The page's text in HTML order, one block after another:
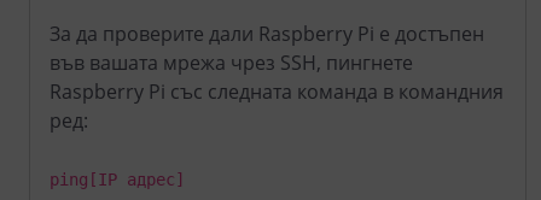
За да проверите дали Raspberry Pi е достъпен
във вашата мрежа чрез SSH, пингнете
Raspberry Pi със следната команда в командния
ред:
ping [IP адрес]